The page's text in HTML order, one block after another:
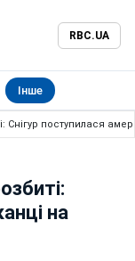
RBC.UA
Інше
Снігур поступилася
на